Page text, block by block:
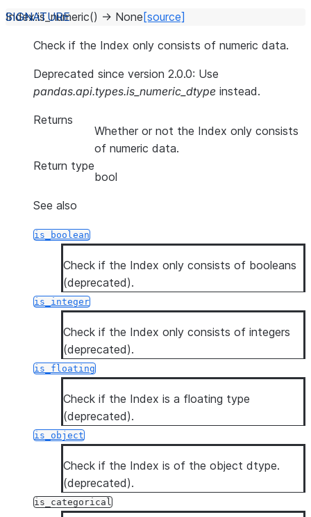
Index.is_numeric() → None [source]
Check if the Index only consists of numeric data.
Deprecated since version 2.0.0: Use
pandas.api.types.is_numeric_dtype instead.
Returns
Whether or not the Index only consists
of numeric data.
Return type
bool
See also
is_boolean
Check if the Index only consists of booleans
(deprecated).
is_integer
Check if the Index only consists of integers
(deprecated).
is_floating
Check if the Index is a floating type
(deprecated).
is_object
Check if the Index is of the object dtype.
(deprecated).
is_categorical